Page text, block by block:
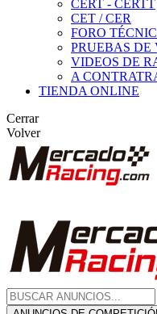
CERT - CERTT
CET / CER
FORO
PRUEBAS DE
VIDEOS DE
A
TIENDA ONLINE
Cerrar
Volver
ANUNCIOS DE